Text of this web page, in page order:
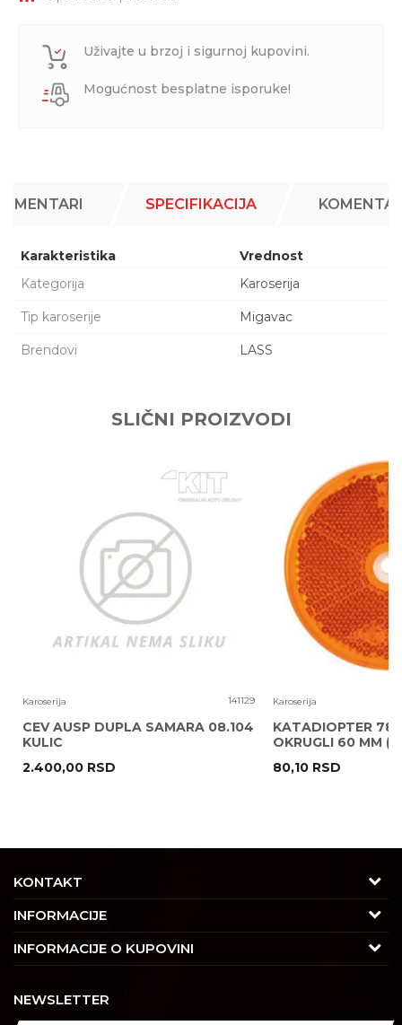
Uživajte u brzoj i sigurnoj kupovini.
Mogućnost besplatne isporuke!
SPECIFIKACIJA
Karakteristika
Vrednost
Kategorija
Karoserija
Tip karoserije Migavac
Brendovi LASS
POŠALJI
SLIČNI PROIZVODI
Karoserija 141129
CEV AUSP DUPLA SAMARA 08.104
KULIC
2.400,00 RSD
Karoserija
KATADIOPTER
OKRUGLI 60 MM ( )
80,10 RSD
KONTAKT
Adresa
Trgovačka 7/2, Čukarica
11030 Beograd, Srbija
INFORMACIJE
O nama
Saradnja
INFORMACIJE O KUPOVINI
Izjava o privatnosti i sigurnosti podataka
NEWSLETTER